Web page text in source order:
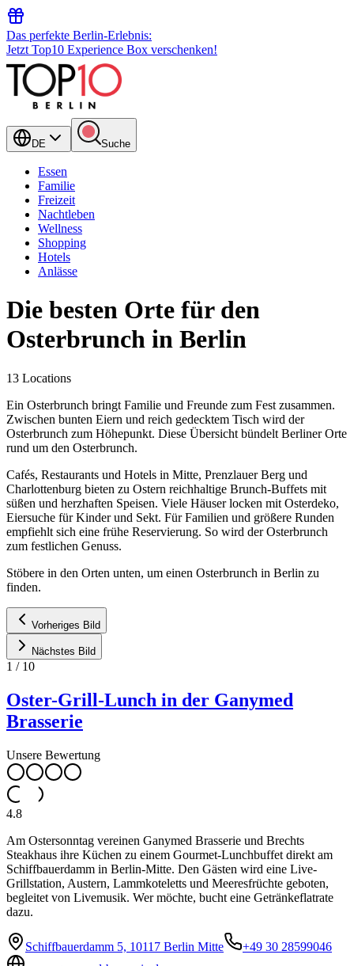
Das perfekte Berlin-Erlebnis:
Jetzt Top10 Experience Box verschenken!
DE Suche
Essen
Familie
Freizeit
Nachtleben
Wellness
Shopping
Hotels
Anlässe
Die besten Orte für den
Osterbrunch in Berlin
13 Locations
Ein Osterbrunch bringt Familie und Freunde zum Fest zusammen.
Zwischen bunten Eiern und reich gedecktem Tisch wird der
Osterbrunch zum Höhepunkt. Diese Übersicht bündelt Berliner Orte
rund um den Osterbrunch.
Cafés, Restaurants und Hotels in Mitte, Prenzlauer Berg und
Charlottenburg bieten zu Ostern reichhaltige Brunch-Buffets mit
süßen und herzhaften Speisen. Viele Häuser locken mit Osterdeko,
Eiersuche für Kinder und Sekt. Für Familien und größere Runden
empfiehlt sich eine frühe Reservierung. So wird der Osterbrunch
zum festlichen Genuss.
Stöbere in den Orten unten, um einen Osterbrunch in Berlin zu
finden.
Vorheriges Bild
Nächstes Bild
1 / 10
Oster-Grill-Lunch in der Ganymed
Brasserie
Unsere Bewertung
4.8
Am Ostersonntag vereinen Ganymed Brasserie und Brechts
Steakhaus ihre Küchen zu einem Gourmet-Lunchbuffet direkt am
Schiffbauerdamm in Berlin-Mitte. Den Gästen wird eine Live-
Grillstation, Austern, Lammkoteletts und Meeresfrüchte geboten,
begleitet von Livemusik. Wer möchte, bucht eine Getränkeflatrate
dazu.
Schiffbauerdamm 5, 10117 Berlin Mitte
+49 30 28599046